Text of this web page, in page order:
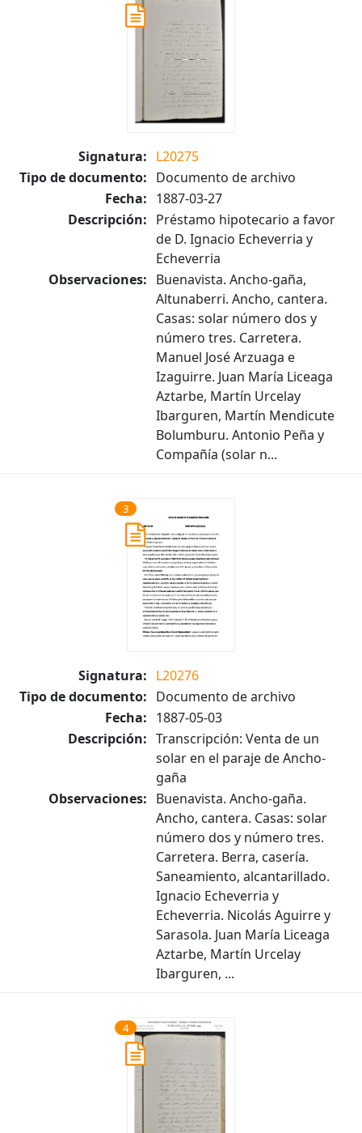
Signatura: L20275
Tipo de documento: Documento de archivo
Fecha: 1887-03-27
Descripción: Préstamo hipotecario a favor
de D. Ignacio Echeverria y
Echeverria
Observaciones: Buenavista. Ancho-gaña,
Altunaberri. Ancho, cantera.
Casas: solar número dos y
número tres. Carretera.
Manuel José Arzuaga e
Izaguirre. Juan María Liceaga
Aztarbe, Martín Urcelay
Ibarguren, Martín Mendicute
Bolumburu. Antonio Peña y
Compañía (solar n...
3
Signatura: L20276
Tipo de documento: Documento de archivo
Fecha: 1887-05-03
Descripción: Transcripción: Venta de un
solar en el paraje de Ancho-
gaña
Observaciones: Buenavista. Ancho-gaña.
Ancho, cantera. Casas: solar
número dos y número tres.
Carretera. Berra, casería.
Saneamiento, alcantarillado.
Ignacio Echeverria y
Echeverria. Nicolás Aguirre y
Sarasola. Juan María Liceaga
Aztarbe, Martín Urcelay
Ibarguren, ...
4